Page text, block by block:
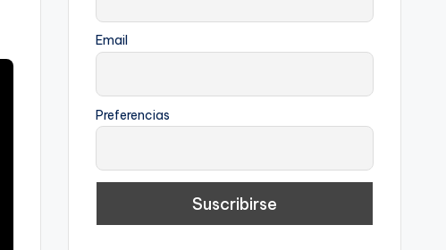
Email
Preferencias